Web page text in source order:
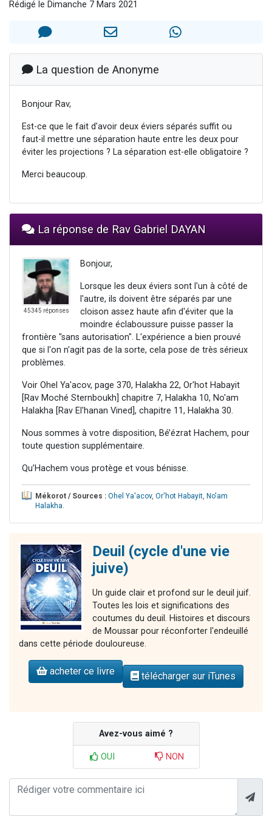
2 nouvelles musiques dans Torah-Box Music
8 personnes viennent de faire un don pour Tsédaka : pauvres d'Israel
2 personnes viennent de faire un don pour 1 Journée de Vacances Pour les Enfants
Rédigé le Dimanche 7 Mars 2021
La question de Anonyme
Bonjour Rav,
Est-ce que le fait d'avoir deux éviers séparés suffit ou
faut-il mettre une séparation haute entre les deux pour
éviter les projections ? La séparation est-elle obligatoire ?
Merci beaucoup.
La réponse de Rav Gabriel DAYAN
45345 réponses
Bonjour,
Lorsque les deux éviers sont l'un à côté de
l'autre, ils doivent être séparés par une
cloison assez haute afin d'éviter que la
moindre éclaboussure puisse passer la
frontière "sans autorisation". L'expérience a bien prouvé
que si l'on n'agit pas de la sorte, cela pose de très sérieux
problèmes.
Voir Ohel Ya'acov, page 370, Halakha 22, Or'hot Habayit
[Rav Moché Sternboukh] chapitre 7, Halakha 10, No'am
Halakha [Rav El'hanan Vined], chapitre 11, Halakha 30.
Nous sommes à votre disposition, Bé’ézrat Hachem, pour
toute question supplémentaire.
Qu’Hachem vous protège et vous bénisse.
Mékorot / Sources : Ohel Ya'acov, Or'hot Habayit, No'am
Halakha.
Deuil (cycle d'une vie
juive)
Un guide clair et profond sur le deuil juif.
Toutes les lois et significations des
coutumes du deuil. Histoires et discours
de Moussar pour réconforter l'endeuillé
dans cette période douloureuse.
acheter ce livre télécharger sur iTunes
Avez-vous aimé ?
OUI NON